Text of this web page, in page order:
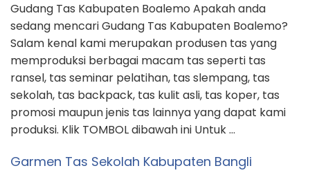
Gudang Tas Kabupaten Boalemo Apakah anda
sedang mencari Gudang Tas Kabupaten Boalemo?
Salam kenal kami merupakan produsen tas yang
memproduksi berbagai macam tas seperti tas
ransel, tas seminar pelatihan, tas slempang, tas
sekolah, tas backpack, tas kulit asli, tas koper, tas
promosi maupun jenis tas lainnya yang dapat kami
produksi. Klik TOMBOL dibawah ini Untuk …
Garmen Tas Sekolah Kabupaten Bangli